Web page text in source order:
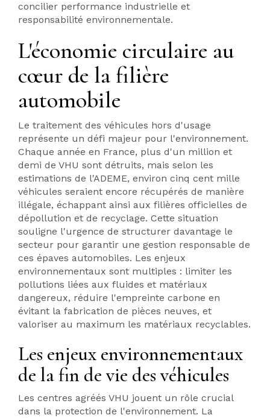
concilier performance industrielle et
responsabilité environnementale.
L'économie circulaire au
cœur de la filière
automobile
Le traitement des véhicules hors d'usage
représente un défi majeur pour l'environnement.
Chaque année en France, plus d'un million et
demi de VHU sont détruits, mais selon les
estimations de l'ADEME, environ cinq cent mille
véhicules seraient encore récupérés de manière
illégale, échappant ainsi aux filières officielles de
dépollution et de recyclage. Cette situation
souligne l'urgence de structurer davantage le
secteur pour garantir une gestion responsable de
ces épaves automobiles. Les enjeux
environnementaux sont multiples : limiter les
pollutions liées aux fluides et matériaux
dangereux, réduire l'empreinte carbone en
évitant la fabrication de pièces neuves, et
valoriser au maximum les matériaux recyclables.
Les enjeux environnementaux
de la fin de vie des véhicules
Les centres agréés VHU jouent un rôle crucial
dans la protection de l'environnement. La